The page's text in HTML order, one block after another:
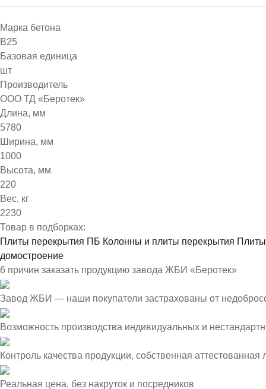
Марка бетона
B25
Базовая единица
шт
Производитель
ООО ТД «Беротек»
Длина, мм
5780
Ширина, мм
1000
Высота, мм
220
Вес, кг
2230
Товар в подборках:
Плиты перекрытия ПБ Колонны и плиты перекрытия
домостроение
6 причин заказать продукцию завода ЖБИ «Беротек»
Завод ЖБИ — наши покупатели застрахованы от
Возможность производства индивидуальных и
Контроль качества продукции, собственная аттестованная
Реальная цена, без накруток и посредников